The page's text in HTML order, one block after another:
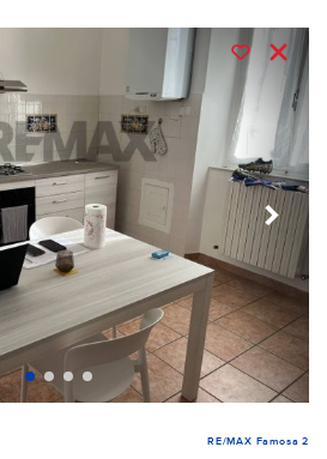
RE/MAX Famosa 2